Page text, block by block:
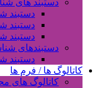
دستبند
دستبند
دستبند
دستبندهای
دستبند
کاتالوگ ها / فرم ها
کاتالوگ های